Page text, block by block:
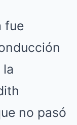
fue
la
no pasó